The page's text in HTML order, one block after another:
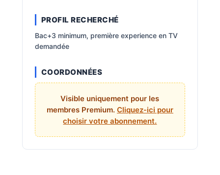
PROFIL RECHERCHÉ
Bac+3 minimum, première experience en TV
demandée
COORDONNÉES
Visible uniquement pour les
membres Premium. Cliquez-ici pour
choisir votre abonnement.